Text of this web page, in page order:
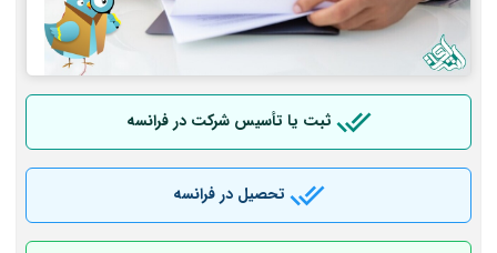
ثبت یا تأسیس شرکت در فرانسه
تحصیل در فرانسه